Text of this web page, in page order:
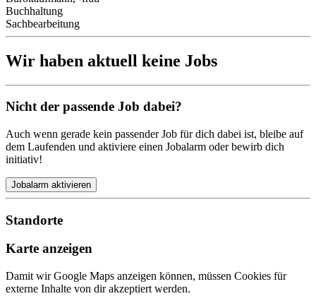
Buchhaltung
Sachbearbeitung
Wir haben aktuell keine Jobs
Nicht der passende Job dabei?
Auch wenn gerade kein passender Job für dich dabei ist, bleibe auf
dem Laufenden und aktiviere einen Jobalarm oder bewirb dich
initiativ!
Jobalarm aktivieren
Standorte
Karte anzeigen
Damit wir Google Maps anzeigen können, müssen Cookies für
externe Inhalte von dir akzeptiert werden.